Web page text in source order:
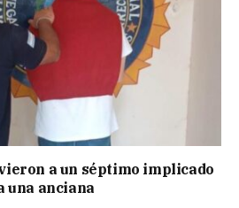
a un séptimo implicado
una anciana